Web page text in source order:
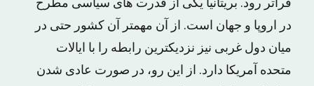
فراتر رود. بریتانیا یکی از قدرت های سیاسی مطرح
در اروپا و جهان است. از آن مهمتر آن کشور حتی در
میان دول غربی نیز نزدیکترین رابطه را با ایالات
متحده آمریکا دارد. از این رو، در صورت عادی شدن